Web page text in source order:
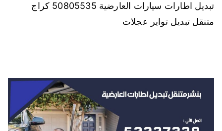
تبديل اطارات سيارات العارضية 50805535 كراج
متنقل تبديل تواير عجلات